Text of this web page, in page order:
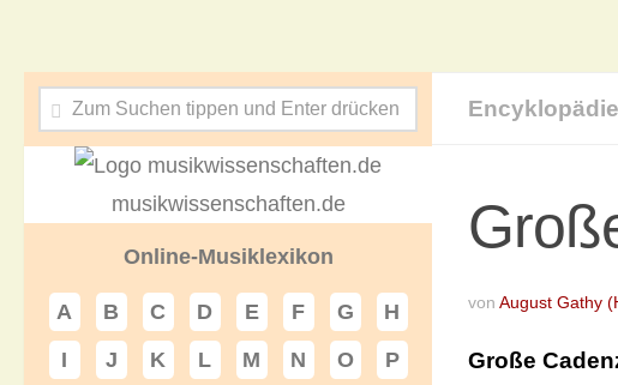
von August Gathy
Große
musikwissenschaften.de
Online-Musiklexikon
A B C D E F G
H
I
J K L M N O
P